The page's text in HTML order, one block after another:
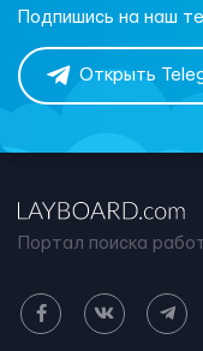
Подпишись на наш
Открыть
Портал поиска